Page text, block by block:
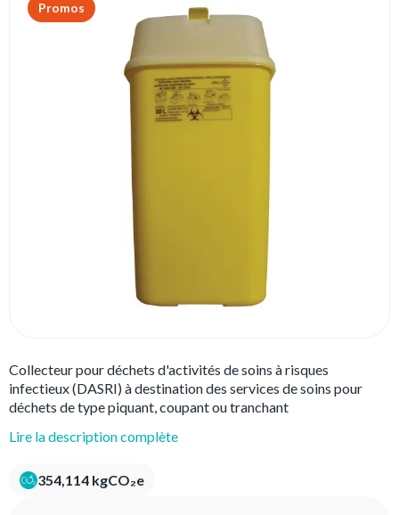
Promos
Collecteur pour déchets d'activités de soins à risques
infectieux (DASRI) à destination des services de soins pour
déchets de type piquant, coupant ou tranchant
Lire la description complète
354,114 kgCO₂e